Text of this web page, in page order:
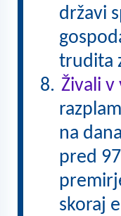
državi
trudita
Živali
na
pred
skoraj